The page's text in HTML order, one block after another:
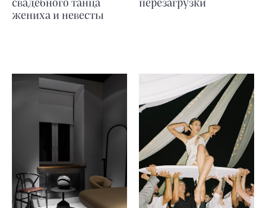
свадебного танца
жениха и невесты
перезагрузки